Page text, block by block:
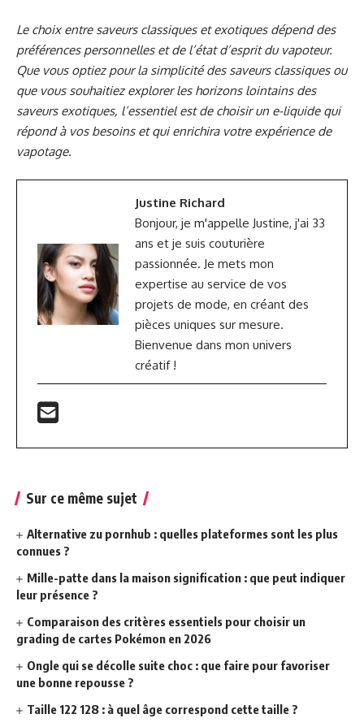
Le choix entre saveurs classiques et exotiques dépend des
préférences personnelles et de l’état d’esprit du vapoteur.
Que vous optiez pour la simplicité des saveurs classiques ou
que vous souhaitiez explorer les horizons lointains des
saveurs exotiques, l’essentiel est de choisir un e-liquide qui
répond à vos besoins et qui enrichira votre expérience de
vapotage.
Justine Richard
Bonjour, je m'appelle Justine, j'ai 33
ans et je suis couturière
passionnée. Je mets mon
expertise au service de vos
projets de mode, en créant des
pièces uniques sur mesure.
Bienvenue dans mon univers
créatif !
Sur ce même sujet
Alternative zu pornhub : quelles plateformes sont les plus
connues ?
Mille-patte dans la maison signification : que peut indiquer
leur présence ?
Comparaison des critères essentiels pour choisir un
grading de cartes Pokémon en 2026
Ongle qui se décolle suite choc : que faire pour favoriser
une bonne repousse ?
Taille 122 128 : à quel âge correspond cette taille ?